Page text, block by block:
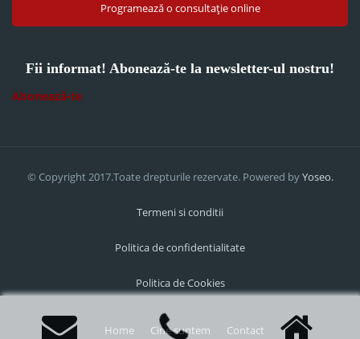
Programează o consultație online
Fii informat! Abonează-te la newsletter-ul nostru!
Abonează-te
© Copyright 2017.Toate drepturile rezervate. Powered byYoseo.
Termeni si conditii
Politica de confidentialitate
Politica de Cookies
Home Cine suntem Contact